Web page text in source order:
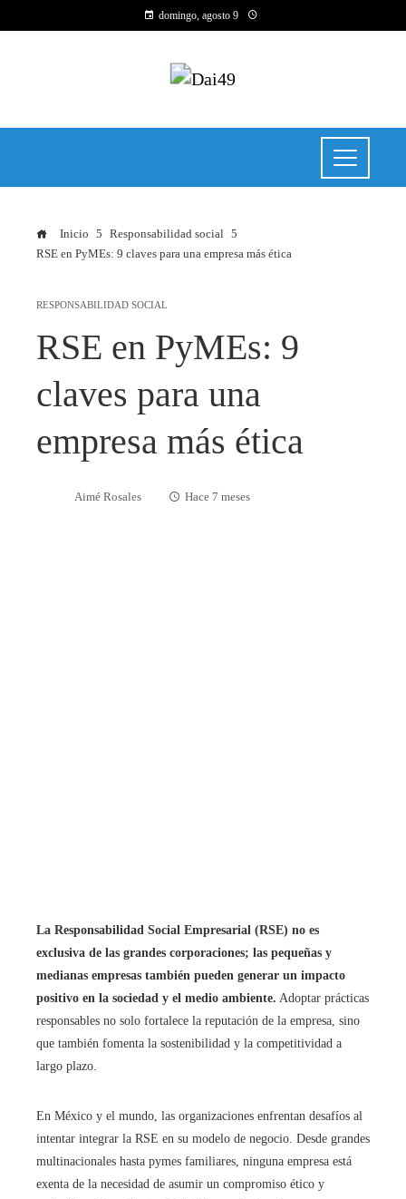
domingo, agosto 9
Inicio
Responsabilidad social
RSE en PyMEs: 9 claves para una empresa más ética
RESPONSABILIDAD SOCIAL
RSE en PyMEs: 9
claves para una
empresa más ética
Aimé Rosales Hace 7 meses
La Responsabilidad Social Empresarial (RSE) no es
exclusiva de las grandes corporaciones; las pequeñas y
medianas empresas también pueden generar un impacto
positivo en la sociedad y el medio ambiente. Adoptar prácticas
responsables no solo fortalece la reputación de la empresa, sino
que también fomenta la sostenibilidad y la competitividad a
largo plazo.
En México y el mundo, las organizaciones enfrentan desafíos al
intentar integrar la RSE en su modelo de negocio. Desde grandes
multinacionales hasta pymes familiares, ninguna empresa está
exenta de la necesidad de asumir un compromiso ético y